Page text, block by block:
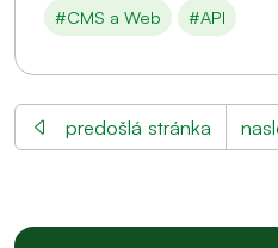
#CMS a Web #API
predošlá stránka